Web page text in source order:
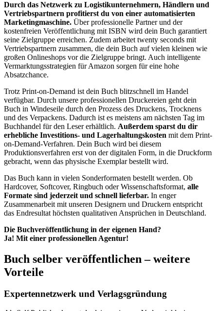
Durch das Netzwerk zu Logistikunternehmern, Händlern und
Vertriebspartnern profitierst du von einer automatisierten
Marketingmaschine. Über professionelle Partner und der
kostenfreien Veröffentlichung mit ISBN wird dein Buch garantiert
seine Zielgruppe erreichen. Zudem arbeitet twenty seconds mit
Vertriebspartnern zusammen, die dein Buch auf vielen kleinen wie
großen Onlineshops vor die Zielgruppe bringt. Auch intelligente
Vermarktungsstrategien für Amazon sorgen für eine hohe
Absatzchance.
Trotz Print-on-Demand ist dein Buch blitzschnell im Handel
verfügbar. Durch unsere professionellen Druckereien geht dein
Buch in Windeseile durch den Prozess des Druckens, Trocknens
und des Verpackens. Dadurch ist es meistens am nächsten Tag im
Buchhandel für den Leser erhältlich. Außerdem sparst du dir
erhebliche Investitions- und Lagerhaltungskosten mit dem Print-
on-Demand-Verfahren. Dein Buch wird bei diesem
Produktionsverfahren erst von der digitalen Form, in die Druckform
gebracht, wenn das physische Exemplar bestellt wird.
Das Buch kann in vielen Sonderformaten bestellt werden. Ob
Hardcover, Softcover, Ringbuch oder Wissenschaftsformat, alle
Formate sind jederzeit und schnell lieferbar. In enger
Zusammenarbeit mit unseren Designern und Druckern entspricht
das Endresultat höchsten qualitativen Ansprüchen in Deutschland.
Die Buchveröffentlichung in der eigenen Hand?
Ja! Mit einer professionellen Agentur!
Buch selber veröffentlichen – weitere
Vorteile
Expertennetzwerk und Verlagsgründung